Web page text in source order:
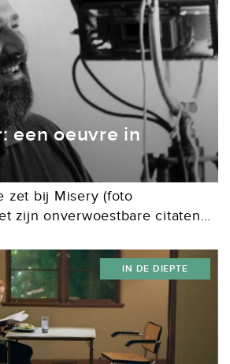
een oeuvre in
zet bij Misery (foto
zijn onverwoestbare citaten
having” en “You can’t
IN DE DIEPTE